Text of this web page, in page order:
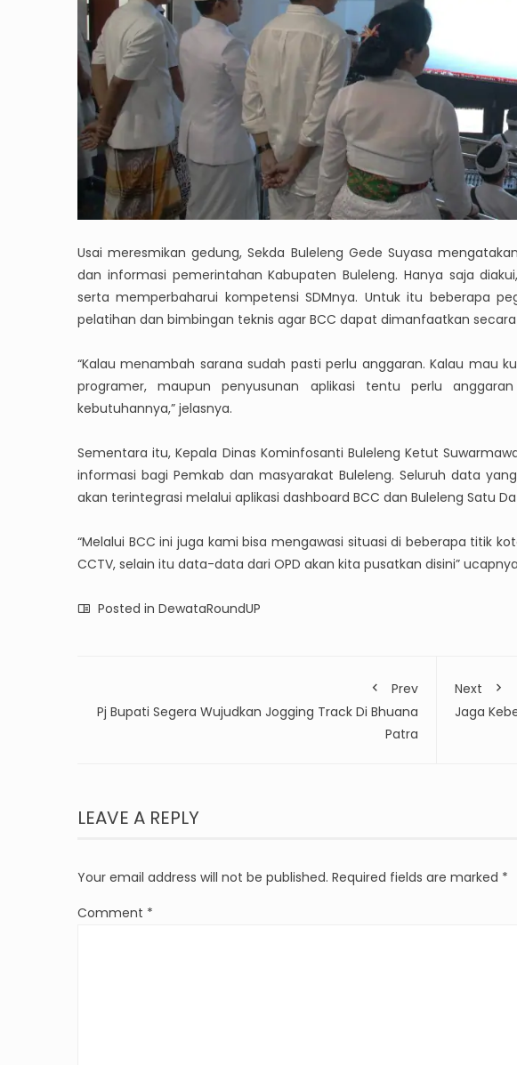
Usai meresmikan gedung, Sekda Buleleng Gede Suyasa
dan informasi pemerintahan Kabupaten Buleleng. Hanya saja
serta memperbaharui kompetensi SDMnya. Untuk itu beberapa
pelatihan dan bimbingan teknis agar BCC dapat dimanfaatkan
“Kalau menambah sarana sudah pasti perlu anggaran. Kalau mau
programer, maupun penyusunan aplikasi tentu perlu
kebutuhannya,” jelasnya.
Sementara itu, Kepala Dinas Kominfosanti Buleleng Ketut
informasi bagi Pemkab dan masyarakat Buleleng. Seluruh data
akan terintegrasi melalui aplikasi dashboard BCC dan Buleleng Satu
“Melalui BCC ini juga kami bisa mengawasi situasi di beberapa titik
CCTV, selain itu data-data dari OPD akan kita pusatkan disini”
Posted in DewataRoundUP
Prev
Pj Bupati Segera Wujudkan Jogging Track Di Bhuana
Patra
Next
Jaga
LEAVE A REPLY
Your email address will not be published. Required fields are marked *
Comment *